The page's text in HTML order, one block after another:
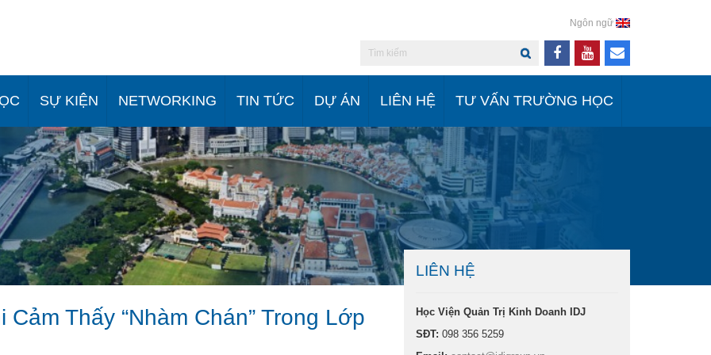
Ngôn ngữ
SỰ KIỆN NETWORKING TIN TỨC DỰ ÁN LIÊN HỆ TƯ VẤN TRƯỜNG HỌC
Thấy “Nhàm Chán” Trong Lớp
LIÊN HỆ
Học Viện Quản Trị Kinh Doanh IDJ
SĐT: 098 356 5259